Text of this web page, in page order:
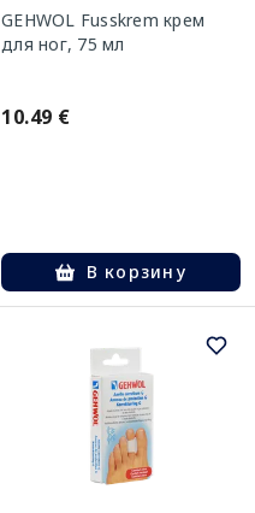
GEHWOL Fusskrem крем
для ног, 75 мл
10.49 €
В корзину